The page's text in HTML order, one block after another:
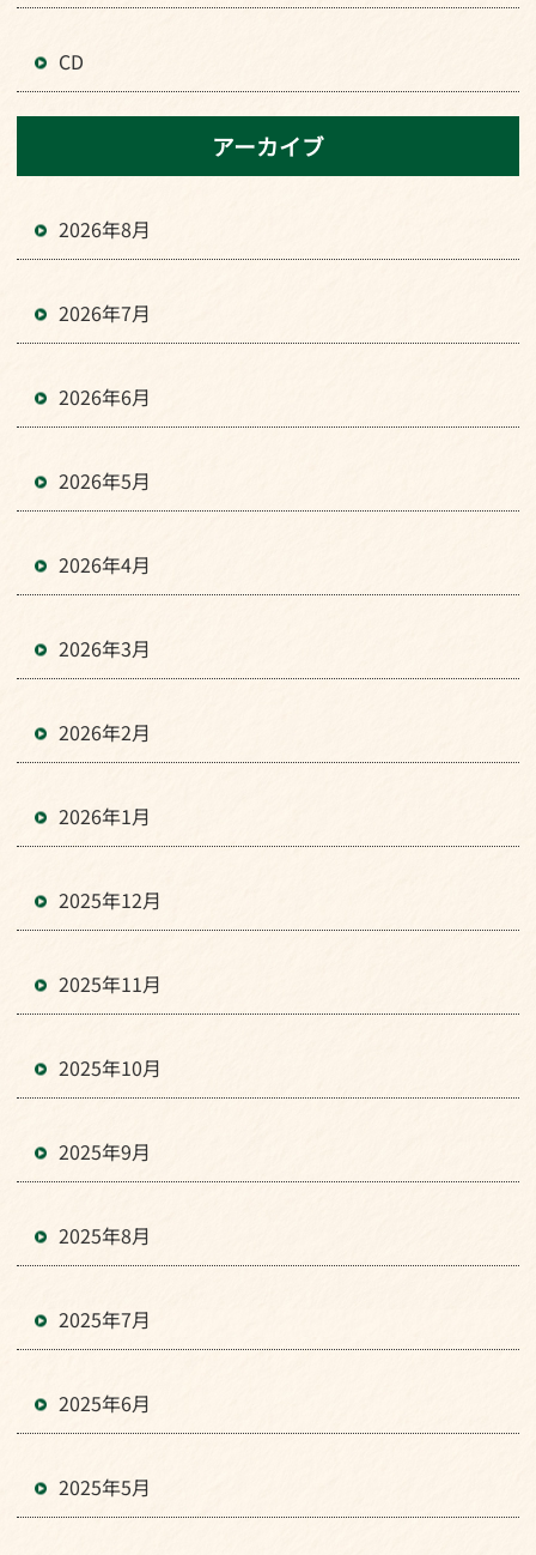
CD
アーカイブ
2026年8月
2026年7月
2026年6月
2026年5月
2026年4月
2026年3月
2026年2月
2026年1月
2025年12月
2025年11月
2025年10月
2025年9月
2025年8月
2025年7月
2025年6月
2025年5月